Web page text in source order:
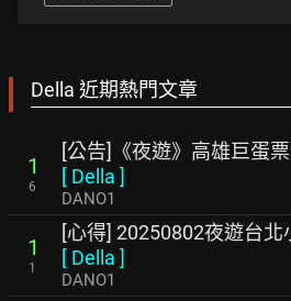
Della 近期熱門文章
1
6
[公告]《夜遊》高雄巨蛋
[ Della ]
DANO1
1
1
[心得] 20250802夜遊台
[ Della ]
DANO1